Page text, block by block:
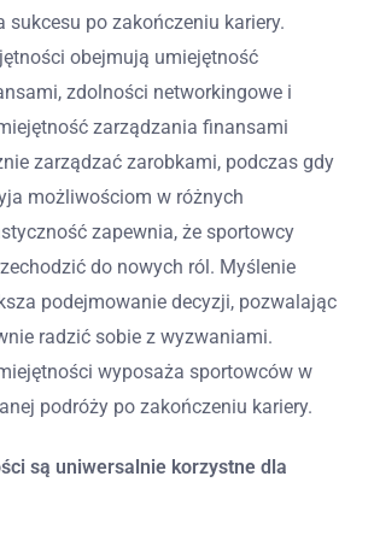
sukcesu po zakończeniu kariery.
obejmują umiejętność
zdolności networkingowe i
zarządzania finansami
zarządzać zarobkami, podczas gdy
możliwościom w różnych
zapewnia, że sportowcy
do nowych ról. Myślenie
podejmowanie decyzji, pozwalając
radzić sobie z wyzwaniami.
wyposaża sportowców w
podróży po zakończeniu kariery.
są uniwersalnie korzystne dla